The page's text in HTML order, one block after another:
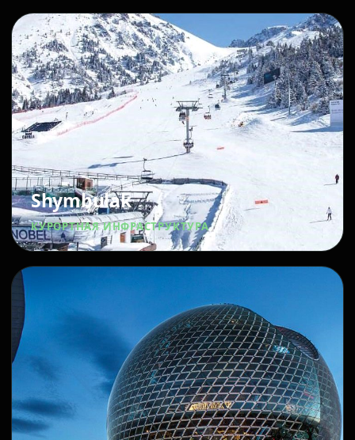
Shymbulak
КУРОРТНАЯ ИНФРАСТРУКТУРА